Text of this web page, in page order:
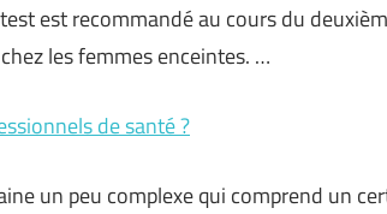
est recommandé au cours du
les femmes enceintes. …
de santé ?
un peu complexe qui comprend un